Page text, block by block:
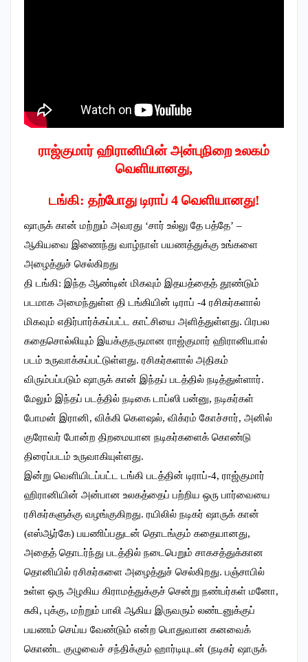
ராஜ்குமார் ஹிரானியின் அன்புநிறை உலகம்
வெளியானது,
டங்கி: தற்போது டிராப் 4 வெளியானது!
ஷாருக் கான் மற்றும் அவரது ‘சார் உல்லு தே பத்தே’ –
ஆகியவை இணைந்து வாழ்நாள் பயணத்துக்கு உங்களை
அழைத்துச் செல்கிறது
தி டங்கி: இந்த ஆண்டின் மிகவும் இதயத்தைத் தூண்டும்
படமாக அமைந்துள்ள தி டங்கியின் டிராப் -4 ரசிகர்களால்
மிகவும் எதிர்பார்க்கப்பட்ட காட்சியை அளித்துள்ளது. பிரபல
கதைசொல்லியும் இயக்குநருமான ராஜ்குமார் ஹிரானியால்
படம் உருவாக்கப்பட்டுள்ளது. ரசிகர்களால் அதிகம்
விரும்பப்படும் ஷாருக் கான் இந்தப் படத்தில் நடித்துள்ளார்.
மேலும் இந்தப் படத்தில் நடிகை டாப்ஸி பன்னு, நடிகர்கள்
போமன் இரானி, விக்கி கௌஷல், விக்ரம் கோச்சார், அனில்
குரோவர் போன்ற திறமையான நடிகர்களைக் கொண்டு
திரைப்படம் உருவாகியுள்ளது.
இன்று வெளியிடப்பட்ட டங்கி படத்தின் டிராப்-4, ராஜ்குமார்
ஹிரானியின் அன்பான உலகத்தைப் பற்றிய ஒரு பார்வையை
ரசிகர்களுக்கு வழங்குகிறது. ரயிலில் நடிகர் ஷாருக் கான்
(எஸ்ஆர்கே) பயணிப்பதுடன் தொடங்கும் கதையானது,
அதைத் தொடர்ந்து படத்தில் நடைபெறும் சாகசத்துக்கான
தொனியில் ரசிகர்களை அழைத்துச் செல்கிறது. பஞ்சாபில்
உள்ள ஒரு அழகிய கிராமத்துக்குச் சென்று நண்பர்கள் மனோ,
சுகி, புக்கு, மற்றும் பாலி ஆகிய இருவரும் லண்டனுக்குப்
பயணம் செய்ய வேண்டும் என்ற பொதுவான கனவைக்
கொண்ட குழுவைச் சந்திக்கும் ஹார்டியுடன் (நடிகர் ஷாருக்